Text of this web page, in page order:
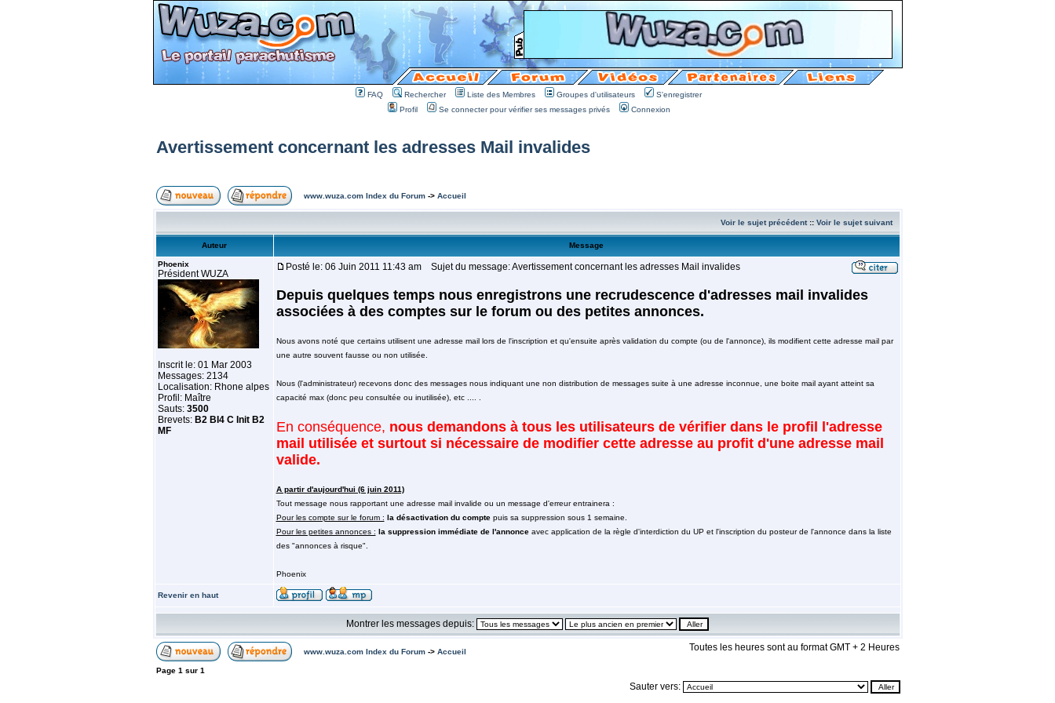
FAQ Rechercher Liste des Membres Groupes d'utilisateurs
S'enregistrer
Profil
Se connecter pour vérifier ses messages privés Connexion
Avertissement concernant les adresses Mail invalides
www.wuza.com Index du Forum-> Accueil
Voir le sujet précédent:: Voir le sujet suivant
Auteur Message
Phoenix
Président WUZA
Inscrit le: 01 Mar 2003
Messages: 2134
Localisation: Rhone alpes
Profil: Maître
Sauts: 3500
Brevets: B2 BI4 C Init B2
MF
Posté le: 06 Juin 2011 11:43 am Sujet du message: Avertissement concernant les adresses Mail invalides
Depuis quelques temps nous enregistrons une recrudescence d'adresses mail invalides
associées à des comptes sur le forum ou des petites annonces.
Nous avons noté que certains utilisent une adresse mail lors de l'inscription et qu'ensuite après validation du compte (ou de l'annonce), ils modifient cette adresse mail par
une autre souvent fausse ou non utilisée.
Nous (l'administrateur) recevons donc des messages nous indiquant une non distribution de messages suite à une adresse inconnue, une boite mail ayant atteint sa
capacité max (donc peu consultée ou inutilisée), etc .... .
En conséquence, nous demandons à tous les utilisateurs de vérifier dans le profil l'adresse
mail utilisée et surtout si nécessaire de modifier cette adresse au profit d'une adresse mail
valide.
A partir d'aujourd'hui (6 juin 2011)
Tout message nous rapportant une adresse mail invalide ou un message d'erreur entrainera :
Pour les compte sur le forum : la désactivation du compte puis sa suppression sous 1 semaine.
Pour les petites annonces : la suppression immédiate de l'annonce avec application de la règle d'interdiction du UP et l'inscription du posteur de l'annonce dans la liste
des "annonces à risque".
Phoenix
Revenir en haut
Montrer les messages depuis:
www.wuza.com Index du Forum-> Accueil Toutes les heures sont au format GMT + 2 Heures
Page 1 sur 1
Sauter vers: